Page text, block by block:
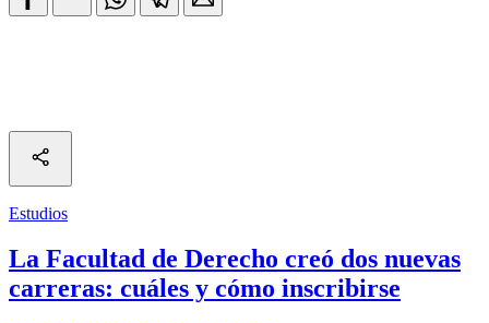
Estudios
La Facultad de Derecho creó dos nuevas
carreras: cuáles y cómo inscribirse